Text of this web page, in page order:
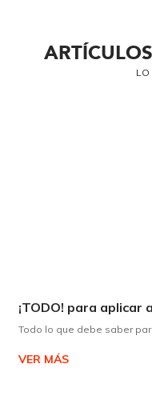
LO
¡TODO! para
Todo lo que debe saber
VER MÁS